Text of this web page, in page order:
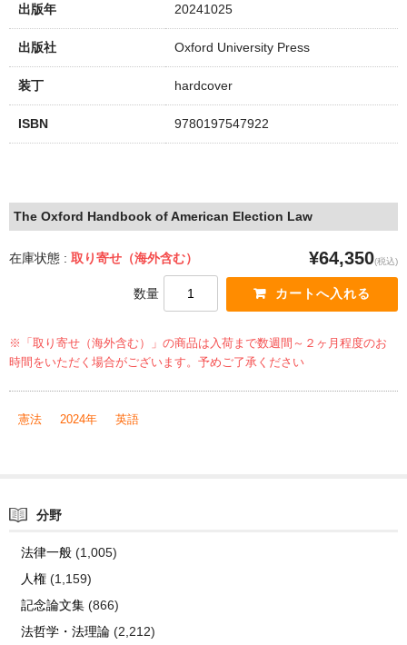
出版年 20241025
出版社 Oxford University Press
装丁 hardcover
ISBN 9780197547922
The Oxford Handbook of American Election Law
在庫状態 : 取り寄せ（海外含む） ¥64,350(税込)
数量
※「取り寄せ（海外含む）」の商品は入荷まで数週間～２ヶ月程度のお
時間をいただく場合がございます。予めご了承ください
憲法 2024年 英語
分野
法律一般(1,005)
人権(1,159)
記念論文集(866)
法哲学・法理論(2,212)